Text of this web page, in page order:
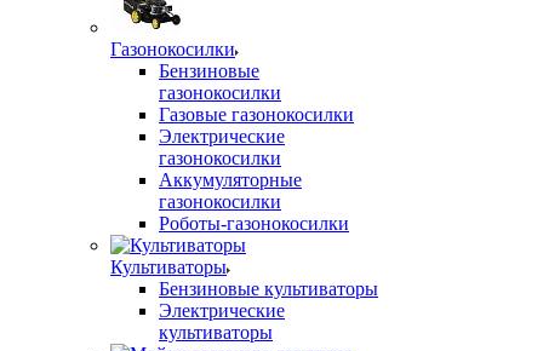
Газонокосилки
Бензиновые
газонокосилки
Газовые газонокосилки
Электрические
газонокосилки
Аккумуляторные
газонокосилки
Роботы-газонокосилки
Культиваторы
Бензиновые культиваторы
Электрические
культиваторы